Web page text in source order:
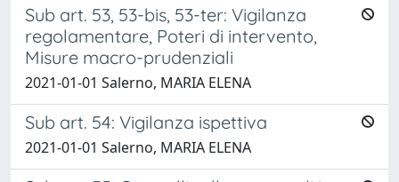
Sub art. 53, 53-bis, 53-ter: Vigilanza
regolamentare, Poteri di intervento,
Misure macro-prudenziali
2021-01-01 Salerno, MARIA ELENA
Sub art. 54: Vigilanza ispettiva
2021-01-01 Salerno, MARIA ELENA